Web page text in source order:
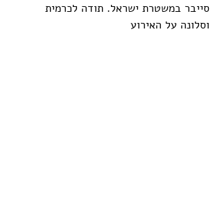
סייבר במשטרת ישראל. תודה לכרמית
וסלונה על האירוע